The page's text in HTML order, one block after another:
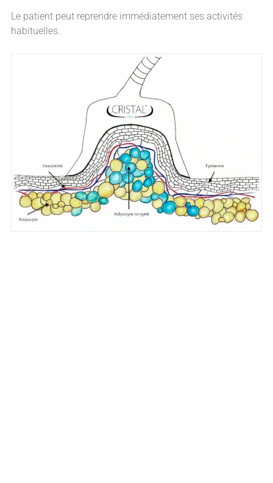
Le patient peut reprendre immédiatement ses activités
habituelles.